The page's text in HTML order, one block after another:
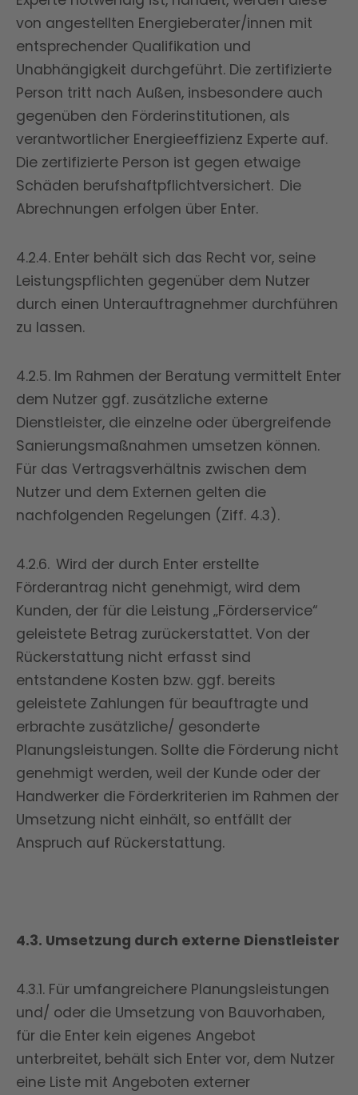
von angestellten Energieberater/innen mit
entsprechender Qualifikation und
Unabhängigkeit durchgeführt. Die zertifizierte
Person tritt nach Außen, insbesondere auch
gegenüben den Förderinstitutionen, als
verantwortlicher Energieeffizienz Experte auf.
Die zertifizierte Person ist gegen etwaige
Schäden berufshaftpflichtversichert. Die
Abrechnungen erfolgen über Enter.
4.2.4. Enter behält sich das Recht vor, seine
Leistungspflichten gegenüber dem Nutzer
durch einen Unterauftragnehmer durchführen
zu lassen.
4.2.5. Im Rahmen der Beratung vermittelt Enter
dem Nutzer ggf. zusätzliche externe
Dienstleister, die einzelne oder übergreifende
Sanierungsmaßnahmen umsetzen können.
Für das Vertragsverhältnis zwischen dem
Nutzer und dem Externen gelten die
nachfolgenden Regelungen (Ziff. 4.3).
4.2.6. Wird der durch Enter erstellte
Förderantrag nicht genehmigt, wird dem
Kunden, der für die Leistung „Förderservice“
geleistete Betrag zurückerstattet. Von der
Rückerstattung nicht erfasst sind
entstandene Kosten bzw. ggf. bereits
geleistete Zahlungen für beauftragte und
erbrachte zusätzliche/ gesonderte
Planungsleistungen. Sollte die Förderung nicht
genehmigt werden, weil der Kunde oder der
Handwerker die Förderkriterien im Rahmen der
Umsetzung nicht einhält, so entfällt der
Anspruch auf Rückerstattung.
4.3. Umsetzung durch externe Dienstleister
4.3.1. Für umfangreichere Planungsleistungen
und/ oder die Umsetzung von Bauvorhaben,
für die Enter kein eigenes Angebot
unterbreitet, behält sich Enter vor, dem Nutzer
eine Liste mit Angeboten externer